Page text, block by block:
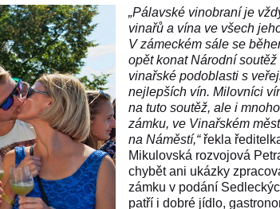
„Pálavské vinobraní je
vinařů a vína ve všech
V zámeckém sále se
opět konatNárodní
vinařské podoblasti s
nejlepších vín. Milovníci
na tuto soutěž, ale i
zámku, ve Vinařském
na Náměstí,“ řekla
Mikulovská rozvojová
chybět ani ukázky
zámku v podání
patří i dobré jídlo,